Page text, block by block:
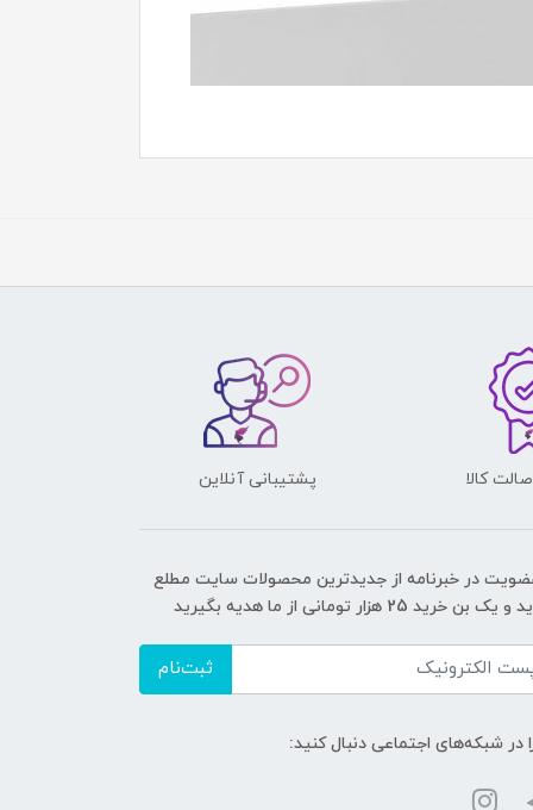
کالا پشتیبانی آنلاین
در خبرنامه از جدیدترین محصولات سایت مطلع
بن خرید 25 هزار تومانی از ما هدیه بگیرید
ثبت‌نام
در شبکه‌های اجتماعی دنبال کنید: